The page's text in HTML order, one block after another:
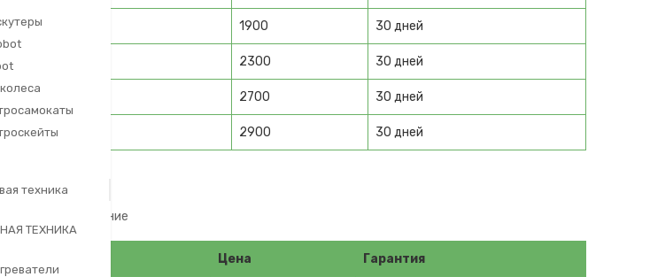
техника
ТЕХНИКА
1900 30 дней
2300 30 дней
2700 30 дней
2900 30 дней
и восстановление
Цена Гарантия